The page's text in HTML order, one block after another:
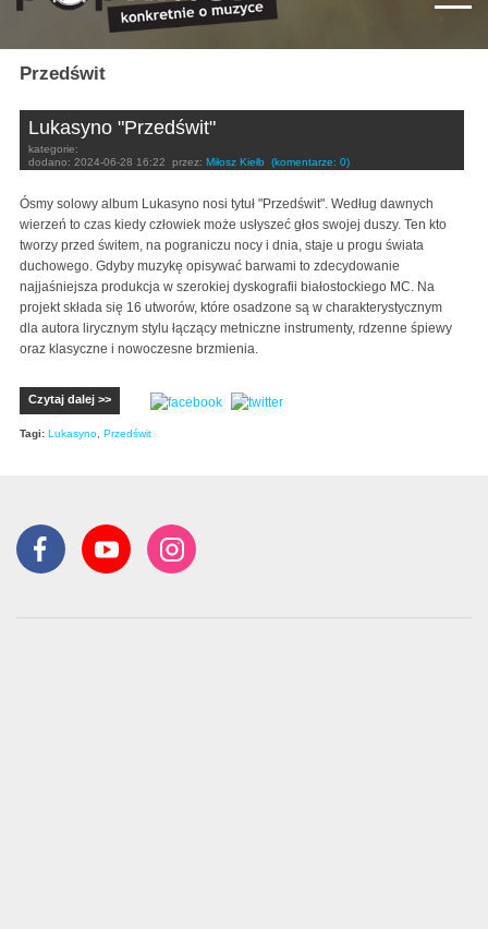
Przedświt
Lukasyno "Przedświt"
kategorie:
dodano: 2024-06-28 16:22 przez: Miłosz Kiełb (komentarze: 0)
Ósmy solowy album Lukasyno nosi tytuł "Przedświt". Według dawnych
wierzeń to czas kiedy człowiek może usłyszeć głos swojej duszy. Ten kto
tworzy przed świtem, na pograniczu nocy i dnia, staje u progu świata
duchowego. Gdyby muzykę opisywać barwami to zdecydowanie
najjaśniejsza produkcja w szerokiej dyskografii białostockiego MC. Na
projekt składa się 16 utworów, które osadzone są w charakterystycznym
dla autora lirycznym stylu łączący metniczne instrumenty, rdzenne śpiewy
oraz klasyczne i nowoczesne brzmienia.
Czytaj dalej >>
Tagi: Lukasyno, Przedświt